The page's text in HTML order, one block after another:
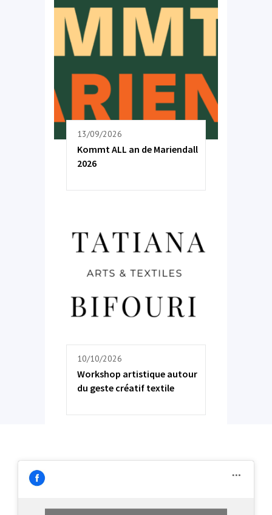
13/09/2026
Kommt ALL an de Mariendall
2026
10/10/2026
Workshop artistique autour
du geste créatif textile